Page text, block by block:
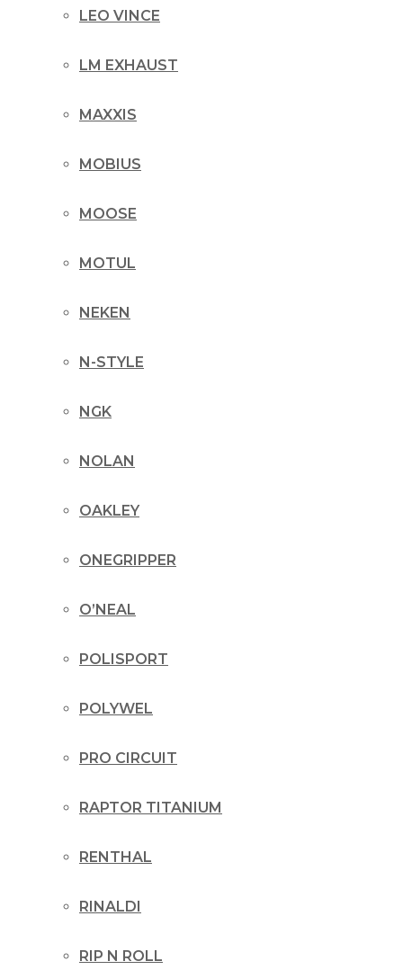
LEO VINCE
LM EXHAUST
MAXXIS
MOBIUS
MOOSE
MOTUL
NEKEN
N-STYLE
NGK
NOLAN
OAKLEY
ONEGRIPPER
O’NEAL
POLISPORT
POLYWEL
PRO CIRCUIT
RAPTOR TITANIUM
RENTHAL
RINALDI
RIP N ROLL